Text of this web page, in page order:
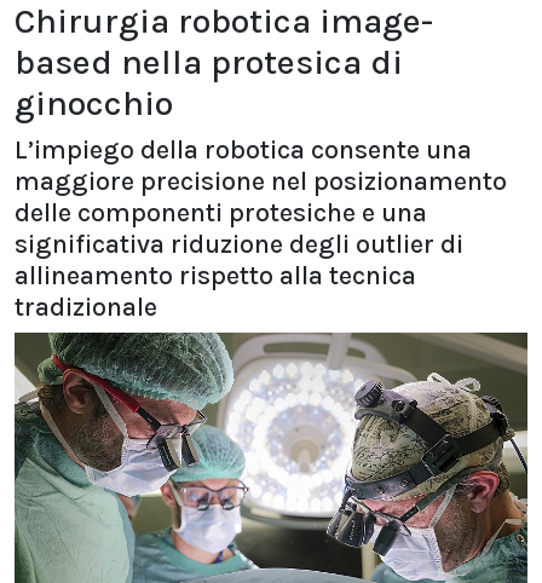
Chirurgia robotica image-
based nella protesica di
ginocchio
L’impiego della robotica consente una
maggiore precisione nel posizionamento
delle componenti protesiche e una
significativa riduzione degli outlier di
allineamento rispetto alla tecnica
tradizionale